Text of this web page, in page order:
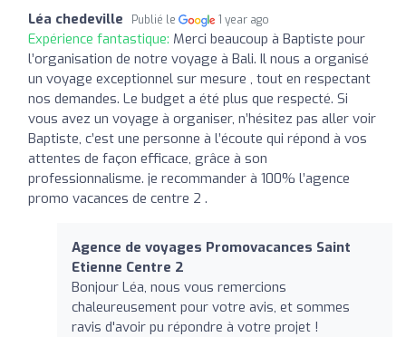
Léa chedeville Publié le 1 year ago
Expérience fantastique: Merci beaucoup à Baptiste pour
l’organisation de notre voyage à Bali. Il nous a organisé
un voyage exceptionnel sur mesure , tout en respectant
nos demandes. Le budget a été plus que respecté. Si
vous avez un voyage à organiser, n’hésitez pas aller voir
Baptiste, c’est une personne à l’écoute qui répond à vos
attentes de façon efficace, grâce à son
professionnalisme. je recommander à 100% l’agence
promo vacances de centre 2 .
Agence de voyages Promovacances Saint
Etienne Centre 2
Bonjour Léa, nous vous remercions
chaleureusement pour votre avis, et sommes
ravis d'avoir pu répondre à votre projet !